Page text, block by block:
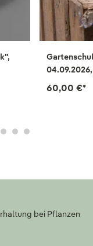
60,00 €*
bei Pflanzen